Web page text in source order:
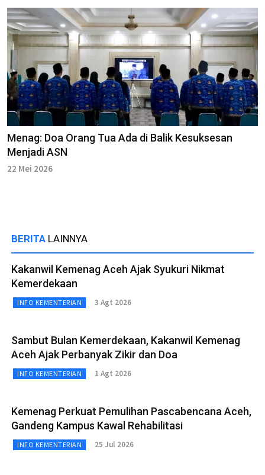
Menag: Doa Orang Tua Ada di Balik Kesuksesan
Menjadi ASN
22 Mei 2026
BERITA LAINNYA
Kakanwil Kemenag Aceh Ajak Syukuri Nikmat
Kemerdekaan
INFO KEMENTERIAN 3 Agt 2026
Sambut Bulan Kemerdekaan, Kakanwil Kemenag
Aceh Ajak Perbanyak Zikir dan Doa
INFO KEMENTERIAN 1 Agt 2026
Kemenag Perkuat Pemulihan Pascabencana Aceh,
Gandeng Kampus Kawal Rehabilitasi
INFO KEMENTERIAN 25 Jul 2026